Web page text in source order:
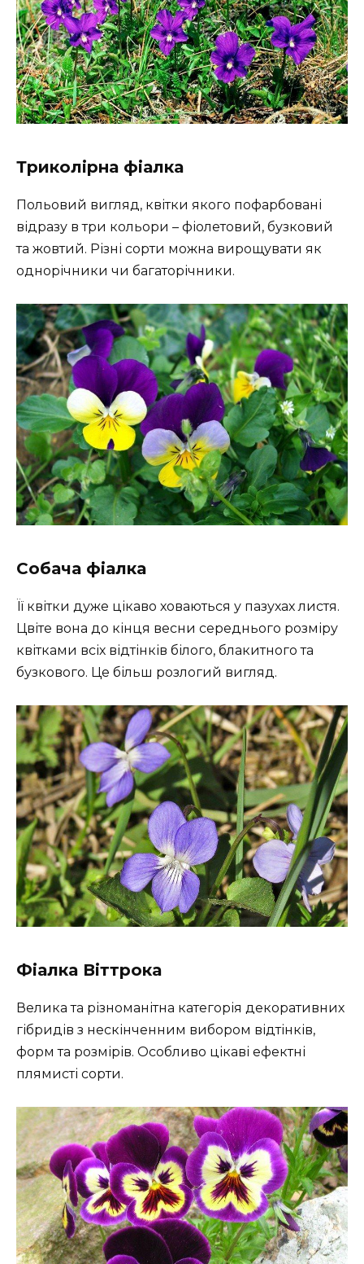
Триколірна фіалка
Польовий вигляд, квітки якого пофарбовані
відразу в три кольори – фіолетовий, бузковий
та жовтий. Різні сорти можна вирощувати як
однорічники чи багаторічники.
Собача фіалка
Її квітки дуже цікаво ховаються у пазухах листя.
Цвіте вона до кінця весни середнього розміру
квітками всіх відтінків білого, блакитного та
бузкового. Це більш розлогий вигляд.
Фіалка Віттрока
Велика та різноманітна категорія декоративних
гібридів з нескінченним вибором відтінків,
форм та розмірів. Особливо цікаві ефектні
плямисті сорти.